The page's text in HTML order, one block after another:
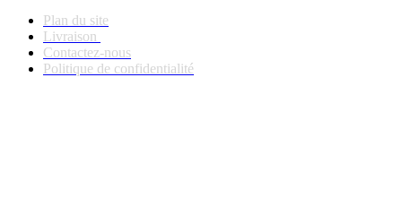
Plan du site
Livraison
Contactez-nous
Politique de confidentialité